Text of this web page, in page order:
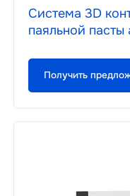
Система 3D
паяльной пасты
Получить